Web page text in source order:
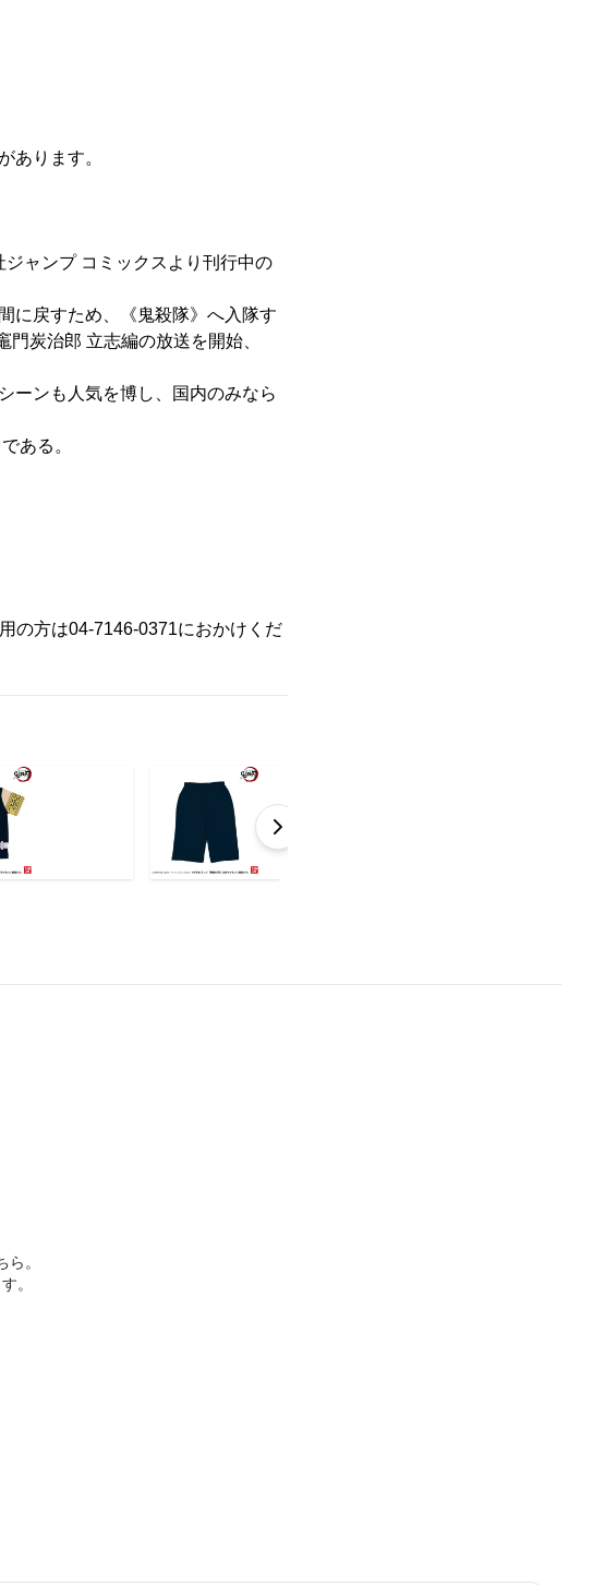
あります。
ャンプ コミックスより刊行中の
に戻すため、《鬼殺隊》へ入隊す
炭治郎 立志編の放送を開始、
ーンも人気を博し、国内のみなら
ある。
の方は04-7146-0371におかけくだ
。
。